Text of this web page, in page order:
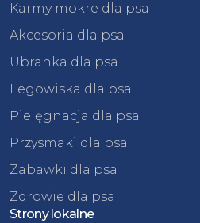
Karmy mokre dla psa
Akcesoria dla psa
Ubranka dla psa
Legowiska dla psa
Pielęgnacja dla psa
Przysmaki dla psa
Zabawki dla psa
Zdrowie dla psa
Strony lokalne